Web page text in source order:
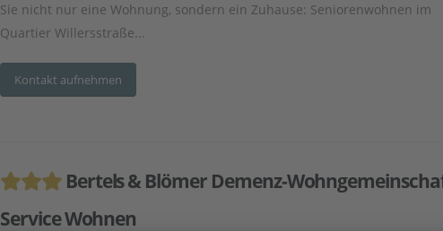
Sie nicht nur eine Wohnung, sondern ein Zuhause: Seniorenwohnen im
Quartier Willersstraße...
Kontakt aufnehmen
Bertels & Blömer Demenz-
Service Wohnen